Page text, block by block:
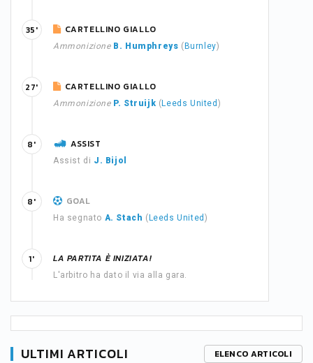
CARTELLINO GIALLO
Ammonizione B. Humphreys ( Burnley)
35'
CARTELLINO GIALLO
Ammonizione P. Struijk ( Leeds United )
27'
ASSIST
Assist di J. Bijol
8'
GOAL
Ha segnato A. Stach ( Leeds United )
8'
LA PARTITA È INIZIATA!
L'arbitro ha dato il via alla gara.
1'
ULTIMI ARTICOLI ELENCO ARTICOLI